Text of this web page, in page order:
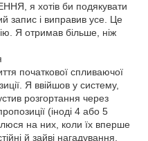
я хотів би подякувати
запис і виправив усе. Це
Я отримав більше, ніж
початкової спливаючої
Я ввійшов у систему,
розгортання через
(іноді 4 або 5
на них, коли їх вперше
й зайві нагадування,